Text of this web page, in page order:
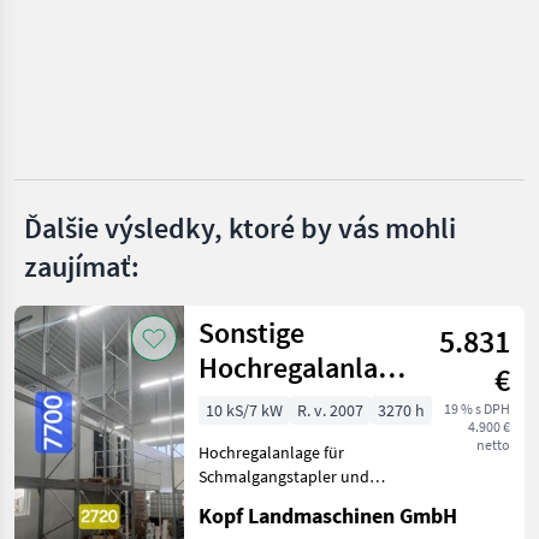
Still
Zobraziť
všetkých
48
MARKETPLACE
Marketplace
Ponuky
predajcov
Drobné
inzeráty
Ďalšie výsledky, ktoré by vás mohli
zaujímať:
Sonstige
Hochregalanlage
für
Schmalgangstapler
und sonsti
5.831
€
19 % s DPH
4.900 €
netto
10 kS/7 kW R. v. 2007
3270 h
Hochregalanlage für
Schmalgangstapler und
Hochregalanlage für
Kopf Landmaschinen GmbH